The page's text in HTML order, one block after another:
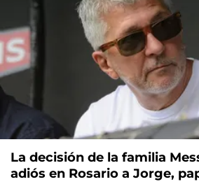
La decisión de la familia
adiós en Rosario a Jorge,